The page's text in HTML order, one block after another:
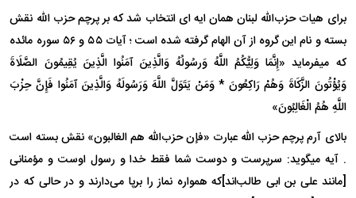
برای هیات حزب‌الله لبنان همان ایه ای انتخاب شد که بر پرچم حزب الله نقش
بسته و نام این گروه از آن الهام گرفته شده است ؛ آیات ۵۵ و ۵۶ سوره مائده
که میفرماید «إِنَّمَا وَلِیُّکُمُ اللَّهُ وَرسُولُهُ وَالَّذِینَ آمَنُوا الَّذِینَ یُقِیمُونَ الصَّلَاةَ
وَیُؤْتُونَ الزَّکَاةَ وَهُمْ رَاکِعُونَ * وَمَنْ یَتَوَلَّ اللَّهَ وَرَسُولَهُ وَالَّذِینَ آمَنُوا فَإِنَّ حِزْبَ
اللَّهِ هُمُ الْغَالِبُونَ»
بالای آرم پرچم حزب الله عبارت «فإن حزب‌الله هم الغالبون» نقش بسته است
. آیه میگوید: سرپرست و دوست شما فقط خدا و رسول اوست و مؤمنانی
[مانند علی بن ابی طالب‌اند]که همواره نماز را برپا می‌دارند و در حالی که در